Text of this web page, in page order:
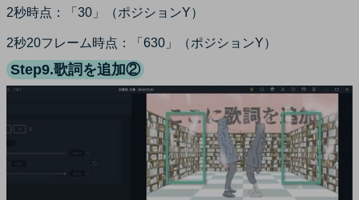
2秒時点：「30」（ポジションY）
2秒20フレーム時点：「630」（ポジションY）
Step9.歌詞を追加②